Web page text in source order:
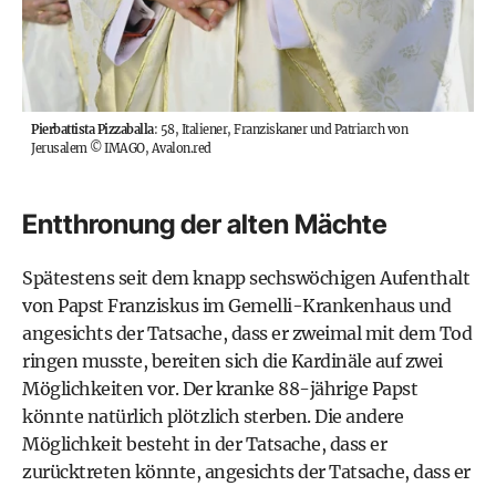
Pierbattista Pizzaballa: 58, Italiener, Franziskaner und Patriarch von
Jerusalem ©IMAGO, Avalon.red
Entthronung der alten Mächte
Spätestens seit dem knapp sechswöchigen Aufenthalt
von Papst Franziskus im Gemelli-Krankenhaus und
angesichts der Tatsache, dass er zweimal mit dem Tod
ringen musste, bereiten sich die Kardinäle auf zwei
Möglichkeiten vor. Der kranke 88-jährige Papst
könnte natürlich plötzlich sterben. Die andere
Möglichkeit besteht in der Tatsache, dass er
zurücktreten könnte, angesichts der Tatsache, dass er